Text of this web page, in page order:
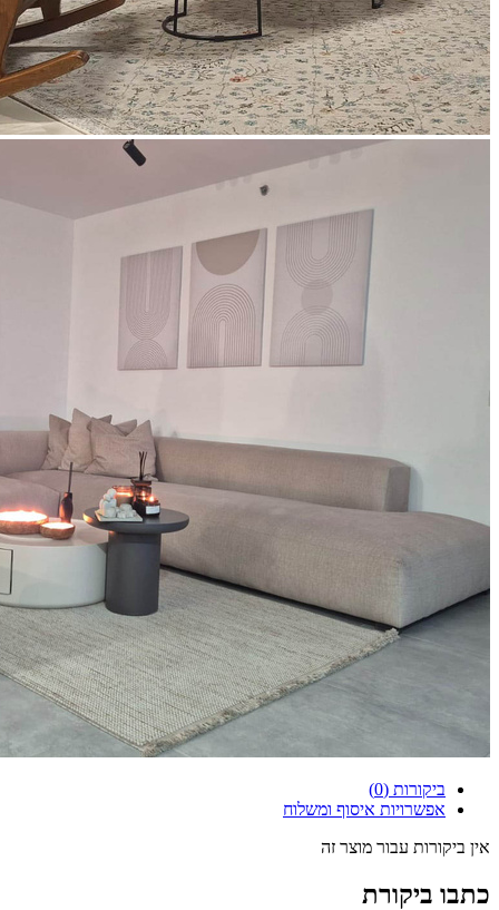
ביקורות (0)
אפשרויות איסוף ומשלוח
אין ביקורות עבור מוצר זה
כתבו ביקורת